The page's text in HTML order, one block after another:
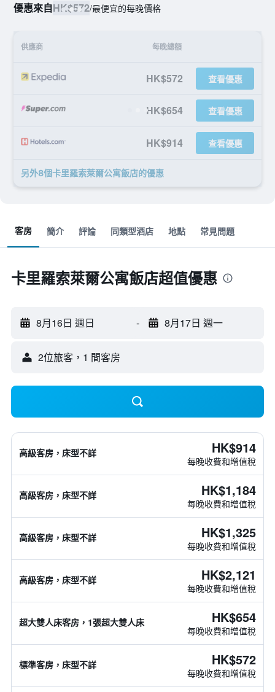
優惠來自HK$572/最便宜的每晚價格
供應商 每晚總額
HK$572 查看優惠
HK$654 查看優惠
HK$914 查看優惠
另外8個卡里羅索萊爾公寓飯店​的優惠
客房 簡介 評論 同類型酒店 地點 常見問題
卡里羅索萊爾公寓飯店超值優惠
8月16日 週日 - 8月17日 週一
2位旅客，1 間客房
高級客房，床型不詳 HK$914
每晚收費和增值稅
高級客房，床型不詳 HK$1,184
每晚收費和增值稅
高級客房，床型不詳 HK$1,325
每晚收費和增值稅
高級客房，床型不詳 HK$2,121
每晚收費和增值稅
超大雙人床客房，1張超大雙人床 HK$654
每晚收費和增值稅
標準客房，床型不詳 HK$572
每晚收費和增值稅